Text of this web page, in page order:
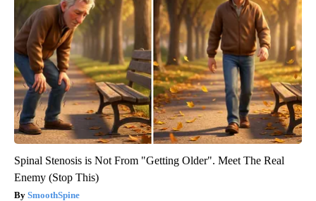
Spinal Stenosis is Not From "Getting Older". Meet The Real
Enemy (Stop This)
SmoothSpine